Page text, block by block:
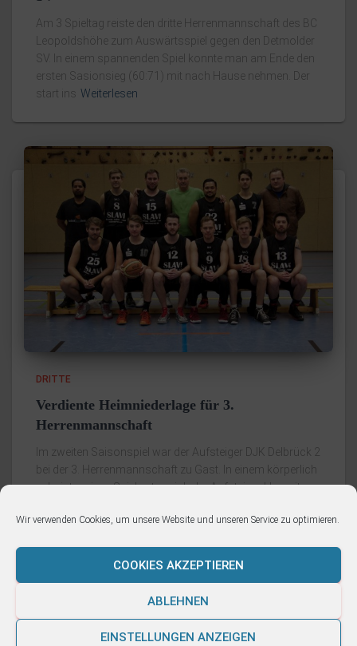
Wir verwenden Cookies, um unsere Website und unseren Service zu optimieren.
COOKIES AKZEPTIEREN
ABLEHNEN
EINSTELLUNGEN ANZEIGEN
Am 3 Spieltag reiste den dritte Herrenmannschaft des BC
Leopoldshöhe zum Auswärtsspiel gegen den Detmolder
SV. In einem spannenden Spiel konnte man am Ende den
ersten Sasionsieg (60:71) mit nach Hause nehmen. Der
start ins Weiterlesen
DRITTE
Verdiente Heimniederlage für 3.
Herrenmannschaft
Im zweiten Saisonspiel war der Aufsteiger DJK Delbrück 2
bei der 3. Herrenmannschaft zu Gast. In einem körperlich
sehr intensiven Spiel setze sich der Aufsteiger klar mit
Weiterlesen
IMPRESSUM DATENSCHUTZERKLÄRUNG